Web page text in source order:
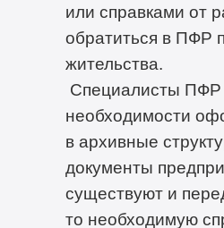
или справками от
обратиться в ПФР
жительства.
Специалисты ПФР
необходимости
в архивные
документы
существуют и
то необходимую